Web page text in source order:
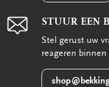
STUUR EEN
Stel gerust uw
reageren binnen